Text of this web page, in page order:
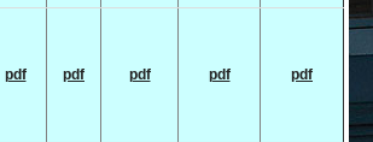
pdf pdf pdf pdf pdf